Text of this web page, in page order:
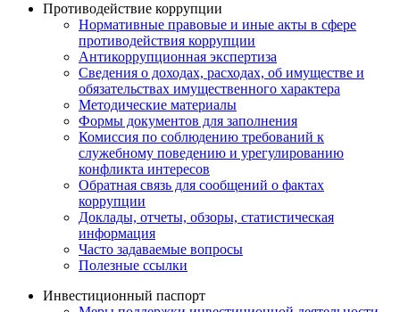
Противодействие коррупции
Нормативные правовые и иные акты в сфере
противодействия коррупции
Антикоррупционная экспертиза
Сведения о доходах, расходах, об имуществе и
обязательствах имущественного характера
Методические материалы
Формы документов для заполнения
Комиссия по соблюдению требований к
служебному поведению и урегулированию
конфликта интересов
Обратная связь для сообщений о фактах
коррупции
Доклады, отчеты, обзоры, статистическая
информация
Часто задаваемые вопросы
Полезные ссылки
Инвестиционный паспорт